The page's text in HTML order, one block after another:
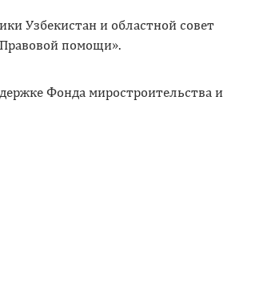
Узбекистан и областной совет
помощи».
Фонда миростроительства и